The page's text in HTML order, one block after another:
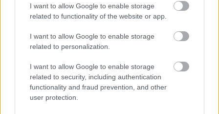
I want to allow Google to enable storage
related to functionality of the website or app.
I want to allow Google to enable storage
related to personalization.
I want to allow Google to enable storage
related to security, including authentication
functionality and fraud prevention, and other
user protection.
TOVÁBBI AJÁNLATOK